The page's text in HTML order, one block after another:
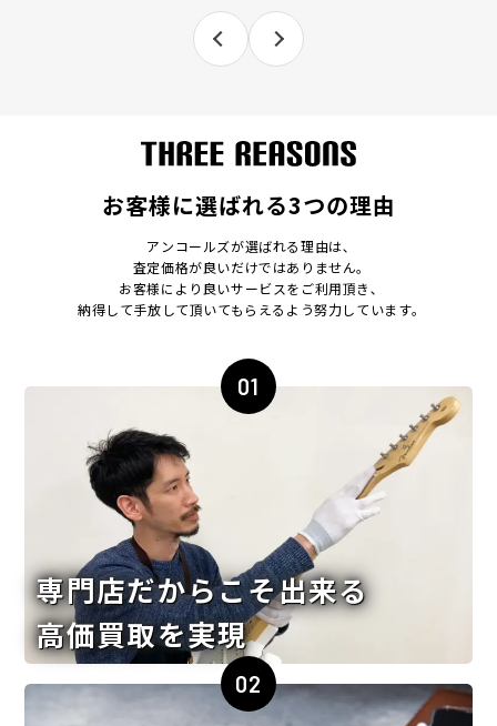
お客様に選ばれる3つの理由
アンコールズが選ばれる理由は､
査定価格が良いだけではありません｡
お客様により良いサービスをご利用頂き､
納得して手放して頂いてもらえるよう努力しています｡
01
専門店だからこそ出来る
高価買取を実現
02